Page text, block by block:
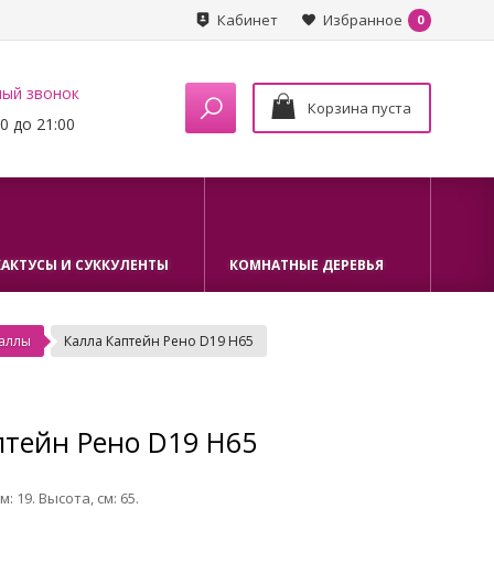
Избранное 0
Кабинет
звонок
до 21:00
Корзина пуста
И СУККУЛЕНТЫ КОМНАТНЫЕ ДЕРЕВЬЯ
Калла Каптейн Рено D19 H65
Рено D19 H65
19. Высота, см: 65.